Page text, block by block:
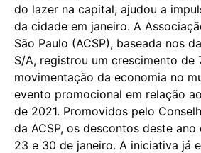
do lazer na capital, ajudou a
da cidade em janeiro. A
São Paulo (ACSP), baseada nos
S/A, registrou um crescimento de
movimentação da economia no
evento promocional em relação
de 2021. Promovidos pelo
da ACSP, os descontos deste
23 e 30 de janeiro. A iniciativa já